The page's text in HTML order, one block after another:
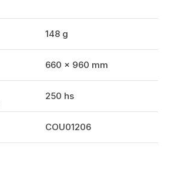
148 g
660 x 960 mm
250 hs
COU01206